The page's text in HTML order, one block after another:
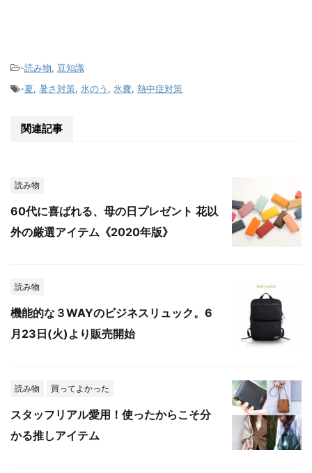
-読み物, 豆知識
-夏, 暑さ対策, 氷のう , 氷嚢, 熱中症対策
関連記事
読み物
60代に喜ばれる、母の日プレゼント 花以
外の厳選アイテム《2020年版》
読み物
機能的な３WAYのビジネスリュック。6
月23日(火)より販売開始
読み物 買ってよかった
スタッフリアル愛用！使ったからこそ分
かる推しアイテム